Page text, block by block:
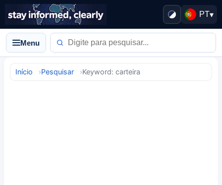
PT▾
Menu
Início Pesquisar Keyword: carteira